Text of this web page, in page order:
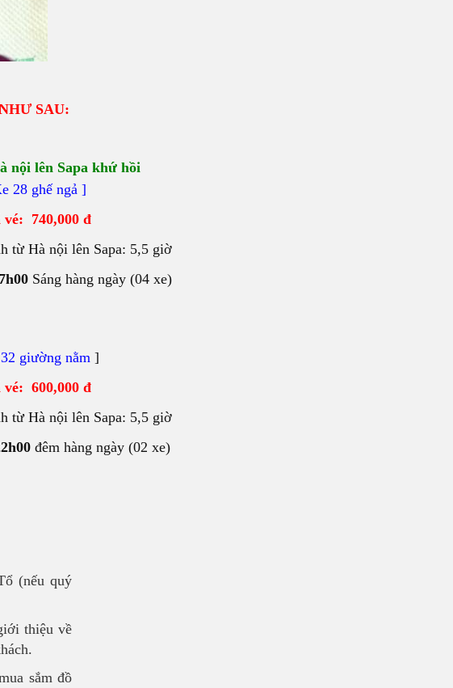
SAU:
nội lên Sapa khứ hồi
28 ghế ngả ]
vé: 740,000 đ
từ Hà nội lên Sapa: 5,5 giờ
Sáng hàng ngày (04 xe)
giường nằm ]
vé: 600,000 đ
từ Hà nội lên Sapa: 5,5 giờ
đêm hàng ngày (02 xe)
(nếu quý
thiệu về
sắm đồ